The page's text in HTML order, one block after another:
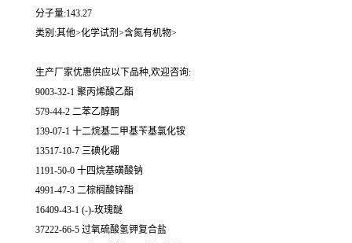
分子量:143.27
类别:其他>化学试剂>含氮有机物>
生产厂家优惠供应以下品种,欢迎咨询:
9003-32-1 聚丙烯酸乙酯
579-44-2 二苯乙醇酮
139-07-1 十二烷基二甲基苄基氯化铵
13517-10-7 三碘化硼
1191-50-0 十四烷基磺酸钠
4991-47-3 二棕榈酸锌酯
16409-43-1 (-)-玫瑰醚
37222-66-5 过氧硫酸氢钾复合盐